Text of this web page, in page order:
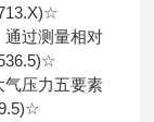
过测量相对
压力五要素